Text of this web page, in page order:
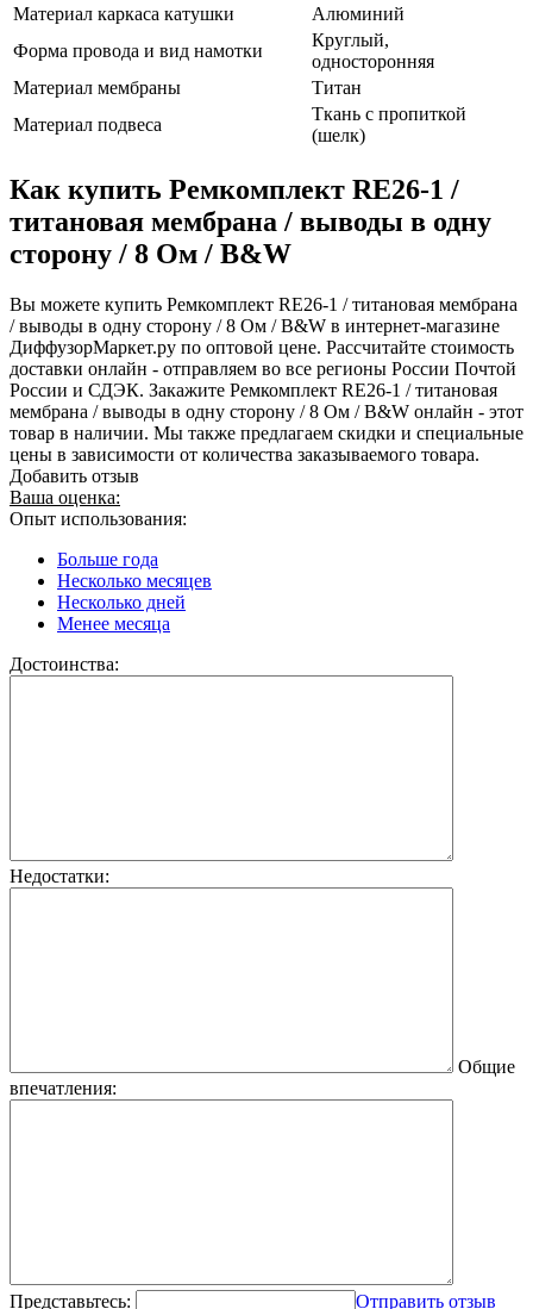
Материал каркаса катушки
Алюминий
Форма провода и вид намотки
Круглый,
односторонняя
Материал мембраны
Титан
Материал подвеса
Ткань с пропиткой
(шелк)
Как купить Ремкомплект RE26-1 /
титановая мембрана / выводы в одну
сторону / 8 Ом / B&W
Вы можете купить Ремкомплект RE26-1 / титановая мембрана
/ выводы в одну сторону / 8 Ом / B&W в интернет-магазине
ДиффузорМаркет.ру по оптовой цене. Рассчитайте стоимость
доставки онлайн - отправляем во все регионы России Почтой
России и СДЭК. Закажите Ремкомплект RE26-1 / титановая
мембрана / выводы в одну сторону / 8 Ом / B&W онлайн - этот
товар в наличии. Мы также предлагаем скидки и специальные
цены в зависимости от количества заказываемого товара.
Добавить отзыв
Ваша оценка:
Опыт использования:
Больше года
Несколько месяцев
Несколько дней
Менее месяца
Достоинства:
Недостатки:
Общие
впечатления:
Представьтесь: Отправить отзыв